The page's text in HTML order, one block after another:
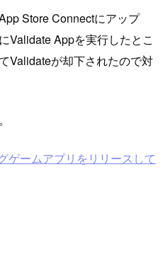
Store Connectにアップ
Validate Appを実行したとこ
Validateが却下されたので対
ゲームアプリをリリースして